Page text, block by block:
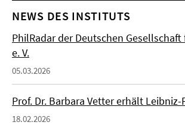
NEWS DES INSTITUTS
PhilRadar der Deutschen
e. V.
05.03.2026
Prof. Dr. Barbara Vetter erhält Leibniz-
18.02.2026